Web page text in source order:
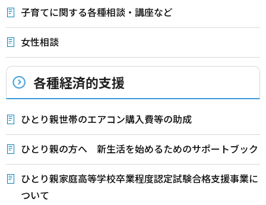
子育てに関する各種相談・講座など
女性相談
各種経済的支援
ひとり親世帯のエアコン購入費等の助成
ひとり親の方へ 新生活を始めるためのサポートブック
ひとり親家庭高等学校卒業程度認定試験合格支援事業に
ついて